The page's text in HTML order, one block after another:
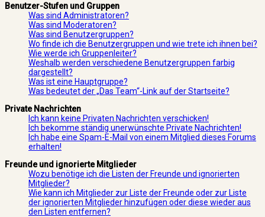
Benutzer-Stufen und Gruppen
Was sind Administratoren?
Was sind Moderatoren?
Was sind Benutzergruppen?
Wo finde ich die Benutzergruppen und wie trete ich ihnen bei?
Wie werde ich Gruppenleiter?
Weshalb werden verschiedene Benutzergruppen farbig
dargestellt?
Was ist eine Hauptgruppe?
Was bedeutet der „Das Team“-Link auf der Startseite?
Private Nachrichten
Ich kann keine Privaten Nachrichten verschicken!
Ich bekomme ständig unerwünschte Private Nachrichten!
Ich habe eine Spam-E-Mail von einem Mitglied dieses Forums
erhalten!
Freunde und ignorierte Mitglieder
Wozu benötige ich die Listen der Freunde und ignorierten
Mitglieder?
Wie kann ich Mitglieder zur Liste der Freunde oder zur Liste
der ignorierten Mitglieder hinzufügen oder diese wieder aus
den Listen entfernen?